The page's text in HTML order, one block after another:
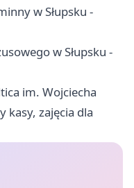
w Słupsku -
w Słupsku -
im. Wojciecha
kasy, zajęcia dla